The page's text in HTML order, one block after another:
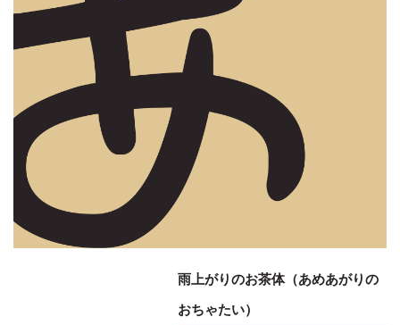
雨上がりのお茶体（あめあがりの
おちゃたい）